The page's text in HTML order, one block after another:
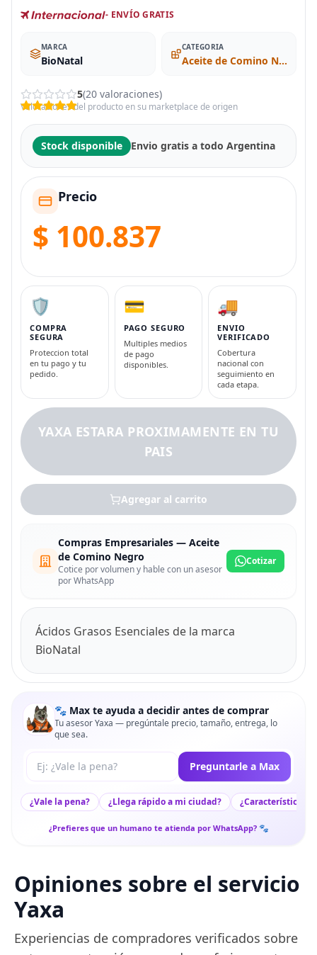
- ENVÍO GRATIS
MARCA
BioNatal
CATEGORIA
Aceite de Comino Negro
5(20 valoraciones)
Valoraciones del producto en su marketplace de origen
Stock disponible Envio gratis a todo Argentina
Precio
$ 100.837
🛡️
COMPRA
SEGURA
Proteccion total
en tu pago y tu
pedido.
💳
PAGO SEGURO
Multiples medios
de pago
disponibles.
🚚
ENVIO
VERIFICADO
Cobertura
nacional con
seguimiento en
cada etapa.
YAXA ESTARA PROXIMAMENTE EN TU
PAIS
Agregar al carrito
Compras Empresariales — Aceite
de Comino Negro
Cotice por volumen y hable con un asesor
por WhatsApp
Cotizar
Ácidos Grasos Esenciales de la marca
BioNatal
🐾 Max te ayuda a decidir antes de comprar
Tu asesor Yaxa — pregúntale precio, tamaño, entrega, lo
que sea.
Tu pregunta a Max Preguntarle a Max
¿Vale la pena? ¿Llega rápido a mi ciudad? ¿Características
¿Prefieres que un humano te atienda por WhatsApp? 🐾
Opiniones sobre el servicio
Yaxa
Experiencias de compradores verificados sobre